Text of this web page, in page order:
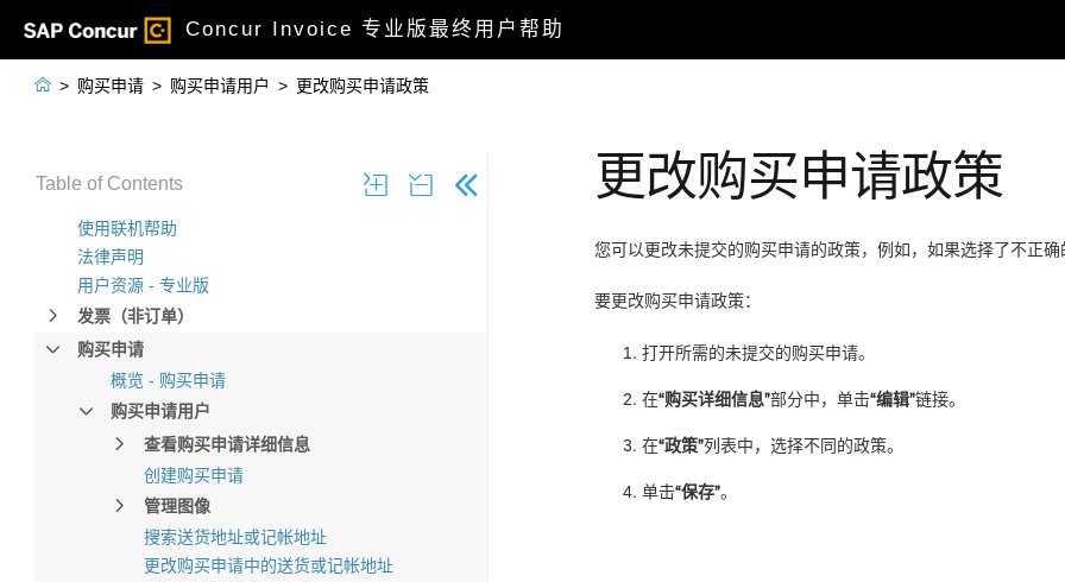
Concur Invoice 专业版最终用户帮助
Table of Contents
使用联机帮助
法律声明
用户资源 - 专业版
发票（非订单）
购买申请
概览 - 购买申请
购买申请用户
查看购买申请详细信息
创建购买申请
管理图像
搜索送货地址或记帐地址
更改购买申请中的送货或记帐地址
 > 购买申请 > 购买申请用户 > 更改购买申请政策
更改购买申请政策
您可以更改未提交的购买申请的政策，例如，如果选择了不正确
要更改购买申请政策：
打开所需的未提交的购买申请。
在“购买详细信息”部分中，单击“编辑”链接。
在“政策”列表中，选择不同的政策。
单击“保存”。